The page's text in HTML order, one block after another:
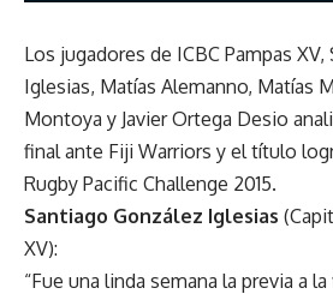
Los jugadores de ICBC Pampas
Iglesias, Matías Alemanno, Matías
Montoya y Javier Ortega Desio
final ante Fiji Warriors y el título
Rugby Pacific Challenge 2015.
Santiago González Iglesias
XV):
“Fue una linda semana la previa a